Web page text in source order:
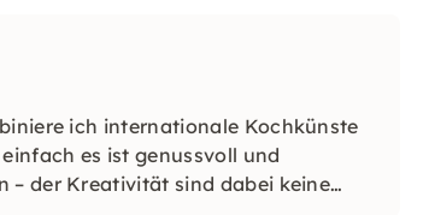
ich internationale Kochkünste
es ist genussvoll und
– der Kreativität sind dabei keine